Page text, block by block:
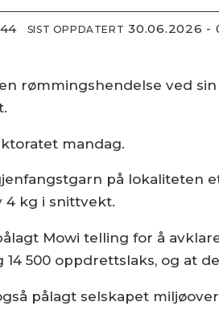
SIST OPPDATERT 30.06.2026 -
rømmingshendelse ved
mandag.
på lokaliteten
4 kg i snittvekt.
Mowi telling for å
14 500 oppdrettslaks, og at
pålagt selskapet